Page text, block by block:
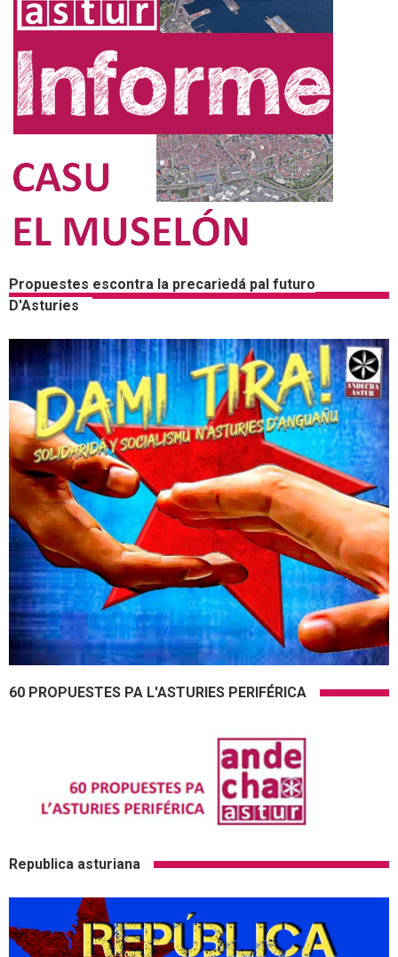
Propuestes escontra la precariedá pal futuro
D'Asturies
60 PROPUESTES PA L'ASTURIES PERIFÉRICA
Republica asturiana